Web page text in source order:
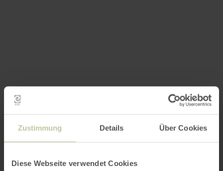
Zustimmung Details Über Cookies
Diese Webseite verwendet Cookies